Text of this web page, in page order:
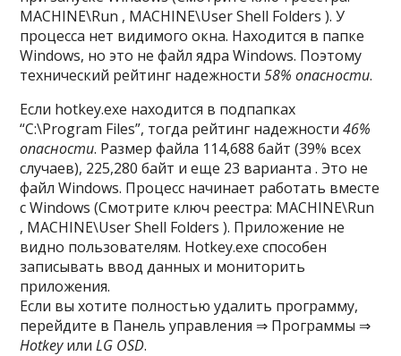
MACHINE\Run , MACHINE\User Shell Folders ). У
процесса нет видимого окна. Находится в папке
Windows, но это не файл ядра Windows. Поэтому
технический рейтинг надежности58% опасности.
Если hotkey.exe находится в подпапках
“C:\Program Files”, тогда рейтинг надежности46%
опасности. Размер файла 114,688 байт (39% всех
случаев), 225,280 байт и еще 23 варианта . Это не
файл Windows. Процесс начинает работать вместе
с Windows (Смотрите ключ реестра: MACHINE\Run
, MACHINE\User Shell Folders ). Приложение не
видно пользователям. Hotkey.exe способен
записывать ввод данных и мониторить
приложения.
Если вы хотите полностью удалить программу,
перейдите в Панель управления ⇒ Программы ⇒
HotkeyилиLG OSD.